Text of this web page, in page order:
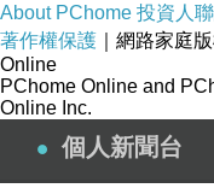
About PChome 投資人
著作權保護 ｜網路家庭
Online
PChome Online and
Online Inc.
個人新聞台